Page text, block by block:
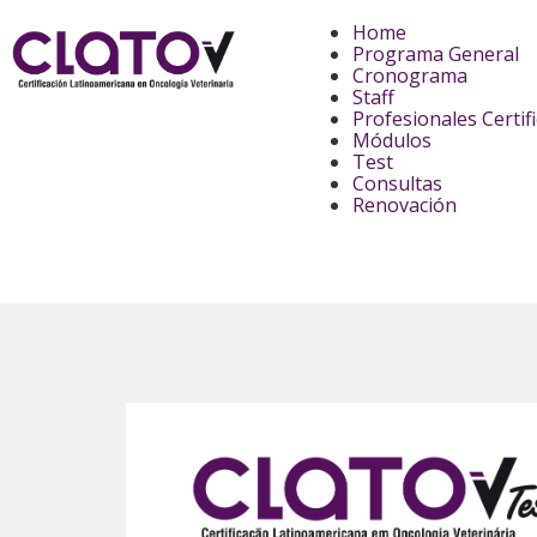
Home
Programa General
Cronograma
Staff
Profesionales
Módulos
Test
Consultas
Renovación